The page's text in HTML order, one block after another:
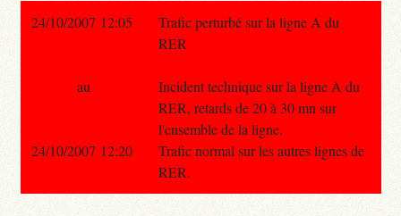
24/10/2007 12:05
Trafic perturbé sur la ligne A du
RER
Incident technique sur la ligne A du
RER, retards de 20 à 30 mn sur
l'ensemble de la ligne.
Trafic normal sur les autres lignes de
RER.
au
24/10/2007 12:20